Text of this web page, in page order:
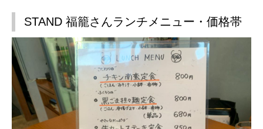
STAND 福籠さんランチメニュー・価格帯